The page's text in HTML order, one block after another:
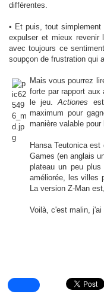
différentes.
• Et puis, tout
expulser et mieux
avec toujours ce
soupçon de frustration qui
Mais vous pourrez
forte par rapport
le jeu.Actiones
maximum pour
manière valable
Hansa Teutonica
Games (en anglais
plateau un peu
améliorée, les villes
La version Z-Man
Voilà, c'est malin,